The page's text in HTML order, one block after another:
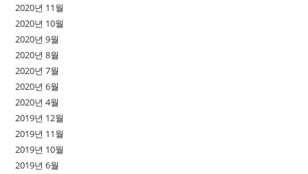
2020년 11월
2020년 10월
2020년 9월
2020년 8월
2020년 7월
2020년 6월
2020년 4월
2019년 12월
2019년 11월
2019년 10월
2019년 6월